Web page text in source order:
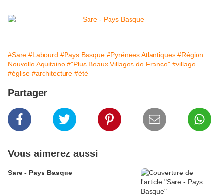
#Sare #Labourd #Pays Basque #Pyrénées Atlantiques #Région
Nouvelle Aquitaine #"Plus Beaux Villages de France" #village
#église #architecture #été
Partager
Vous aimerez aussi
Sare - Pays Basque